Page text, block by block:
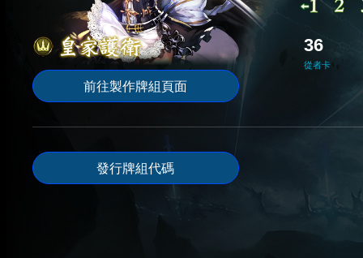
前往製作牌組頁面
36
從者卡
發行牌組代碼